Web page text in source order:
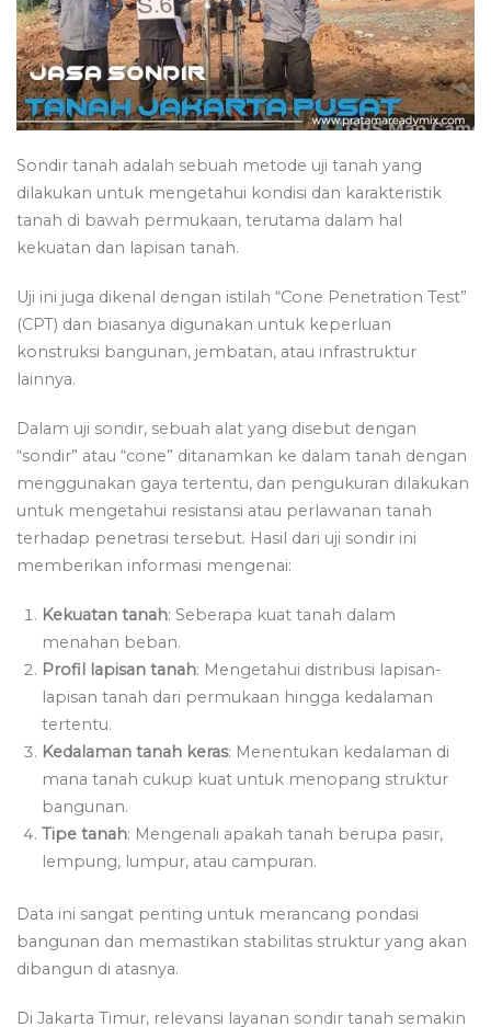
Sondir tanah adalah sebuah metode uji tanah yang
dilakukan untuk mengetahui kondisi dan karakteristik
tanah di bawah permukaan, terutama dalam hal
kekuatan dan lapisan tanah.
Uji ini juga dikenal dengan istilah “Cone Penetration Test”
(CPT) dan biasanya digunakan untuk keperluan
konstruksi bangunan, jembatan, atau infrastruktur
lainnya.
Dalam uji sondir, sebuah alat yang disebut dengan
“sondir” atau “cone” ditanamkan ke dalam tanah dengan
menggunakan gaya tertentu, dan pengukuran dilakukan
untuk mengetahui resistansi atau perlawanan tanah
terhadap penetrasi tersebut. Hasil dari uji sondir ini
memberikan informasi mengenai:
Kekuatan tanah: Seberapa kuat tanah dalam
menahan beban.
Profil lapisan tanah: Mengetahui distribusi lapisan-
lapisan tanah dari permukaan hingga kedalaman
tertentu.
Kedalaman tanah keras: Menentukan kedalaman di
mana tanah cukup kuat untuk menopang struktur
bangunan.
Tipe tanah: Mengenali apakah tanah berupa pasir,
lempung, lumpur, atau campuran.
Data ini sangat penting untuk merancang pondasi
bangunan dan memastikan stabilitas struktur yang akan
dibangun di atasnya.
Di Jakarta Timur, relevansi layanan sondir tanah semakin